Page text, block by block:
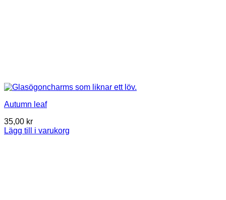
Autumn leaf
35,00 kr
Lägg till i varukorg